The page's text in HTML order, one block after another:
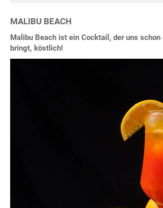
MALIBU BEACH
Malibu Beach ist ein Cocktail, der uns
bringt, köstlich!